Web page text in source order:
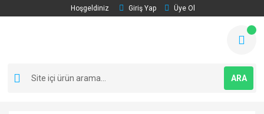
Hoşgeldiniz Giriş Yap Üye Ol
ARA